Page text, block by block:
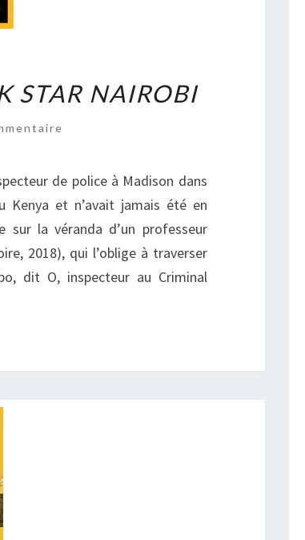
STAR NAIROBI
de police à Madison dans
Kenya et n’avait jamais été en
sur la véranda d’un professeur
2018), qui l’oblige à traverser
dit O, inspecteur au Criminal